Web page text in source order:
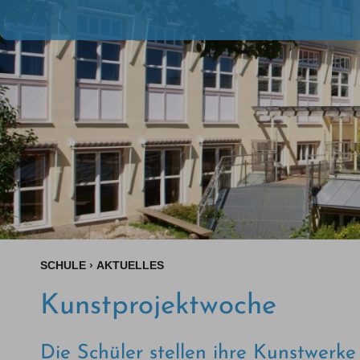
SCHULE › AKTUELLES
Kunstprojektwoche
Die Schüler stellen ihre Kunstwerke